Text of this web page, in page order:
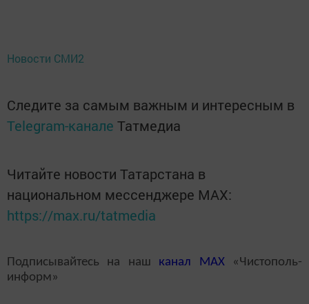
Новости СМИ2
Следите за самым важным и интересным в
Telegram-канале Татмедиа
Читайте новости Татарстана в
национальном мессенджере MАХ:
https://max.ru/tatmedia
Подписывайтесь на наш канал MAX«Чистополь-
информ»